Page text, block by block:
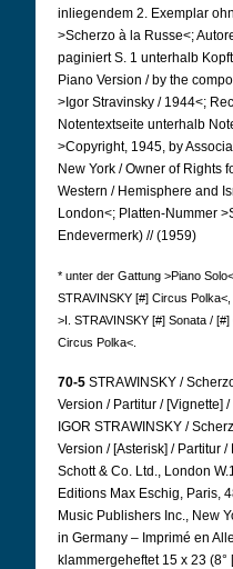
inliegendem 2. Exemplar
>Scherzo à la Russe<;
paginiert S. 1 unterhalb
Piano Version / by the
>Igor Stravinsky / 1944<;
Notentextseite unterhalb
>Copyright, 1945, by
New York / Owner of Rights
Western / Hemisphere and
London<; Platten-Nummer
Endevermerk) // (1959)
* unter der Gattung >Piano
STRAVINSKY [#] Circus
>I. STRAVINSKY [#] Sonata /
Circus Polka<.
70-5 STRAWINSKY /
Version / Partitur / [Vignette]
IGOR STRAWINSKY /
Version / [Asterisk] / Partitur /
Schott & Co. Ltd., London
Editions Max Eschig, Paris,
Music Publishers Inc., New
in Germany – Imprimé en
klammergeheftet 15 x 23 (8°